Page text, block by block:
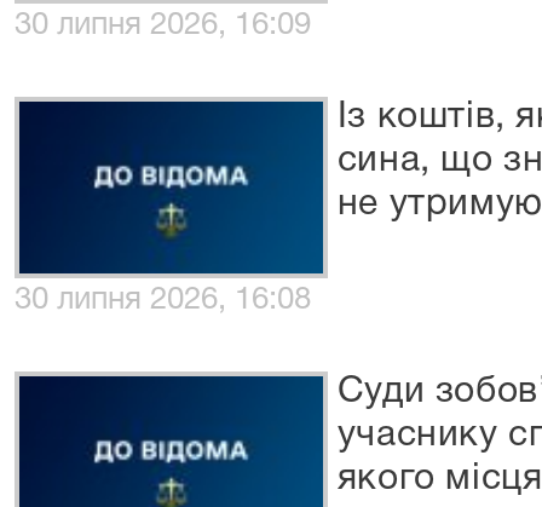
30 липня 2026, 16:09
Із коштів,
сина, що
не
30 липня 2026, 16:08
Суди
учаснику
якого